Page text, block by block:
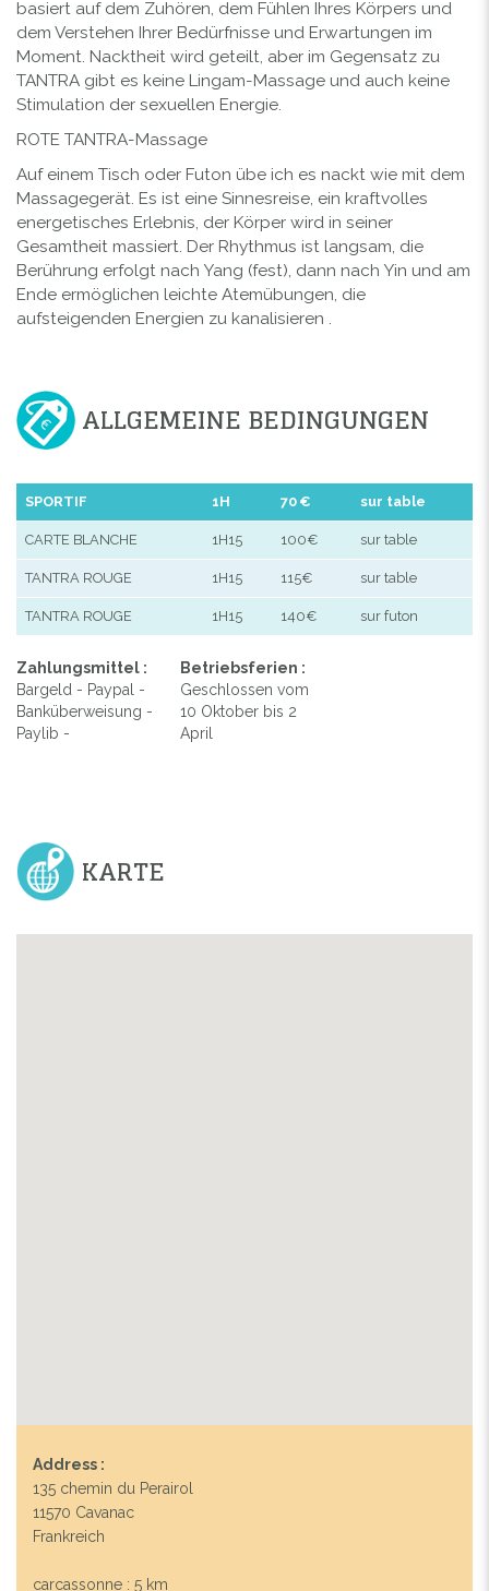
basiert auf dem Zuhören, dem Fühlen Ihres Körpers und
dem Verstehen Ihrer Bedürfnisse und Erwartungen im
Moment. Nacktheit wird geteilt, aber im Gegensatz zu
TANTRA gibt es keine Lingam-Massage und auch keine
Stimulation der sexuellen Energie.
ROTE TANTRA-Massage
Auf einem Tisch oder Futon übe ich es nackt wie mit dem
Massagegerät. Es ist eine Sinnesreise, ein kraftvolles
energetisches Erlebnis, der Körper wird in seiner
Gesamtheit massiert. Der Rhythmus ist langsam, die
Berührung erfolgt nach Yang (fest), dann nach Yin und am
Ende ermöglichen leichte Atemübungen, die
aufsteigenden Energien zu kanalisieren .
ALLGEMEINE BEDINGUNGEN
SPORTIF 1H 70 € sur table
CARTE BLANCHE 1H15 100€ sur table
TANTRA ROUGE 1H15 115€ sur table
TANTRA ROUGE 1H15 140€ sur futon
Zahlungsmittel :
Bargeld - Paypal -
Banküberweisung -
Paylib -
Betriebsferien :
Geschlossen vom
10 Oktober bis 2
April
KARTE
Address :
135 chemin du Perairol
11570 Cavanac
Frankreich
carcassonne : 5 km